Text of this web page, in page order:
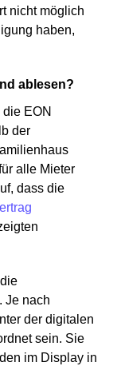
nicht möglich
haben,
ablesen?
EON
der
alle Mieter
dass die
Je nach
der digitalen
sein. Sie
im Display in